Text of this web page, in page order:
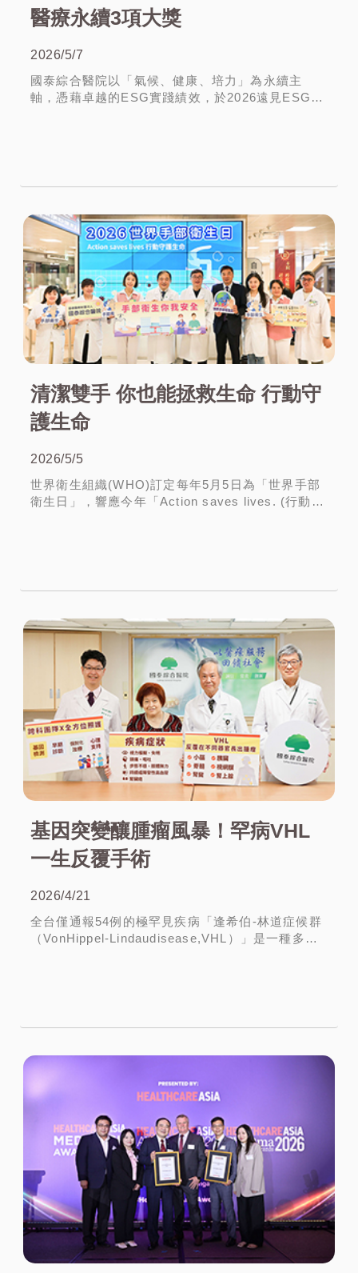
醫療永續3項大獎
2026/5/7
國泰綜合醫院以「氣候、健康、培力」為永續主
軸，憑藉卓越的ESG實踐績效，於2026遠見ESG醫
清潔雙手 你也能拯救生命 行動守
護生命
2026/5/5
世界衛生組織(WHO)訂定每年5月5日為「世界手部
衛生日」，響應今年「Action saves lives. (行動守
基因突變釀腫瘤風暴！罕病VHL
一生反覆手術
2026/4/21
全台僅通報54例的極罕見疾病「逢希伯-林道症候群
（VonHippel-Lindaudisease,VHL）」是一種多系